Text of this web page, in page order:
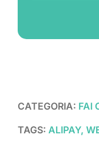
CATEGORIA: FAI
TAGS: ALIPAY,